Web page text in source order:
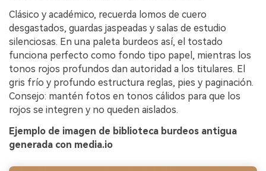
Clásico y académico, recuerda lomos de cuero
desgastados, guardas jaspeadas y salas de estudio
silenciosas. En una paleta burdeos así, el tostado
funciona perfecto como fondo tipo papel, mientras los
tonos rojos profundos dan autoridad a los titulares. El
gris frío y profundo estructura reglas, pies y paginación.
Consejo: mantén fotos en tonos cálidos para que los
rojos se integren y no queden aislados.
Ejemplo de imagen de biblioteca burdeos antigua
generada con media.io